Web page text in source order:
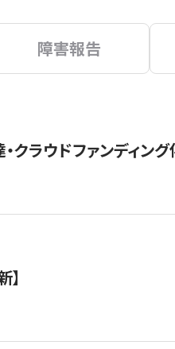
障害報告
クラウドファンディン